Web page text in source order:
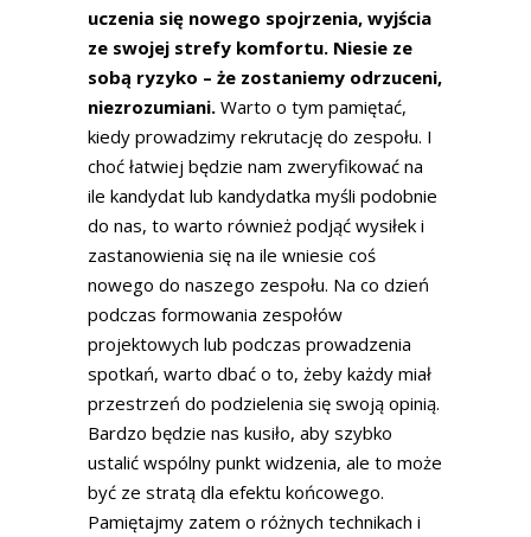
uczenia się nowego spojrzenia, wyjścia
ze swojej strefy komfortu. Niesie ze
sobą ryzyko – że zostaniemy odrzuceni,
niezrozumiani. Warto o tym pamiętać,
kiedy prowadzimy rekrutację do zespołu. I
choć łatwiej będzie nam zweryfikować na
ile kandydat lub kandydatka myśli podobnie
do nas, to warto również podjąć wysiłek i
zastanowienia się na ile wniesie coś
nowego do naszego zespołu. Na co dzień
podczas formowania zespołów
projektowych lub podczas prowadzenia
spotkań, warto dbać o to, żeby każdy miał
przestrzeń do podzielenia się swoją opinią.
Bardzo będzie nas kusiło, aby szybko
ustalić wspólny punkt widzenia, ale to może
być ze stratą dla efektu końcowego.
Pamiętajmy zatem o różnych technikach i